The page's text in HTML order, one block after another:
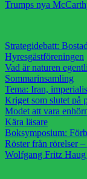
Trumps nya
Strategidebatt:
Hyresgästföreningen
Vad är naturen
Sommarinsamling
Tema: Iran,
Kriget som slutet på
Modet att vara
Kära läsare
Boksymposium:
Röster från rörelser
Wolfgang Fritz